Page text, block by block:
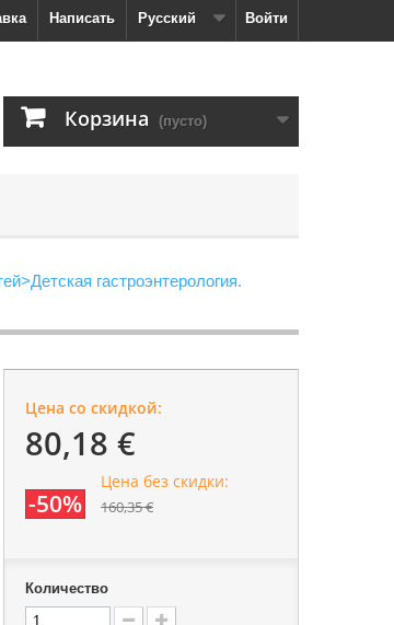
Войти
Русский
Написать
Корзина (пусто)
>Детская гастроэнтерология.
Цена со скидкой:
80,18 €
-50%
Цена без скидки:
160,35 €
Количество